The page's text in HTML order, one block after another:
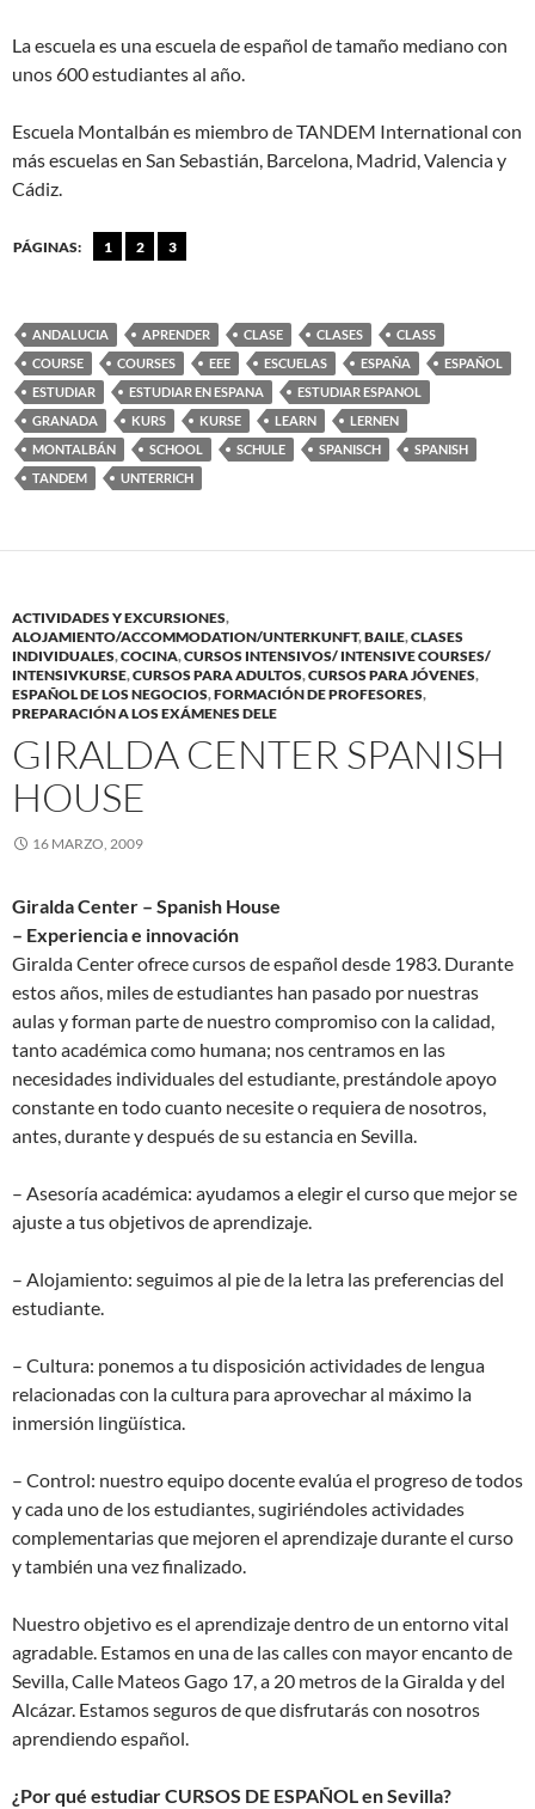
La escuela es una escuela de español de tamaño mediano con
unos 600 estudiantes al año.
Escuela Montalbán es miembro de TANDEM International con
más escuelas en San Sebastián, Barcelona, Madrid, Valencia y
Cádiz.
PÁGINAS: 1 2 3
ANDALUCIA APRENDER CLASE CLASES
CLASS
COURSE
COURSES EEE ESCUELAS ESPAÑA
ESPAÑOL
ESTUDIAR
ESTUDIAR EN ESPANA
ESTUDIAR ESPANOL
GRANADA
KURS KURSE LEARN
LERNEN
MONTALBÁN
SCHOOL SCHULE SPANISCH
SPANISH
TANDEM
UNTERRICH
ACTIVIDADES Y EXCURSIONES,
ALOJAMIENTO/ACCOMMODATION/UNTERKUNFT,BAILE,CLASES
INDIVIDUALES,COCINA,CURSOS INTENSIVOS/ INTENSIVE COURSES/
INTENSIVKURSE,CURSOS PARA ADULTOS,CURSOS PARA JÓVENES,
ESPAÑOL DE LOS NEGOCIOS,FORMACIÓN DE PROFESORES,
PREPARACIÓN A LOS EXÁMENES DELE
GIRALDA CENTER SPANISH
HOUSE
16 MARZO, 2009
Giralda Center – Spanish House
– Experiencia e innovación
Giralda Center ofrece cursos de español desde 1983. Durante
estos años, miles de estudiantes han pasado por nuestras
aulas y forman parte de nuestro compromiso con la calidad,
tanto académica como humana; nos centramos en las
necesidades individuales del estudiante, prestándole apoyo
constante en todo cuanto necesite o requiera de nosotros,
antes, durante y después de su estancia en Sevilla.
– Asesoría académica: ayudamos a elegir el curso que mejor se
ajuste a tus objetivos de aprendizaje.
– Alojamiento: seguimos al pie de la letra las preferencias del
estudiante.
– Cultura: ponemos a tu disposición actividades de lengua
relacionadas con la cultura para aprovechar al máximo la
inmersión lingüística.
– Control: nuestro equipo docente evalúa el progreso de todos
y cada uno de los estudiantes, sugiriéndoles actividades
complementarias que mejoren el aprendizaje durante el curso
y también una vez finalizado.
Nuestro objetivo es el aprendizaje dentro de un entorno vital
agradable. Estamos en una de las calles con mayor encanto de
Sevilla, Calle Mateos Gago 17, a 20 metros de la Giralda y del
Alcázar. Estamos seguros de que disfrutarás con nosotros
aprendiendo español.
¿Por qué estudiar CURSOS DE ESPAÑOL en Sevilla?